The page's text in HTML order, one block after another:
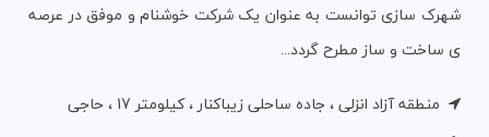
شهرک سازی توانست به عنوان یک شرکت خوشنام و موفق در عرصه
ی ساخت و ساز مطرح گردد...
منطقه آزاد انزلی ، جاده ساحلی زیباکنار ، کیلومتر 17 ، حاجی